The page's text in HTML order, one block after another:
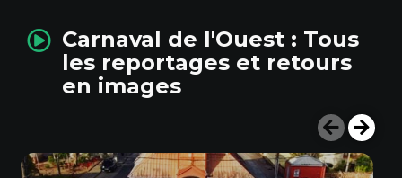
Carnaval de l'Ouest : Tous
les reportages et retours
en images